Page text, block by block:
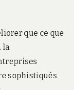
que ce que
la
sophistiqués